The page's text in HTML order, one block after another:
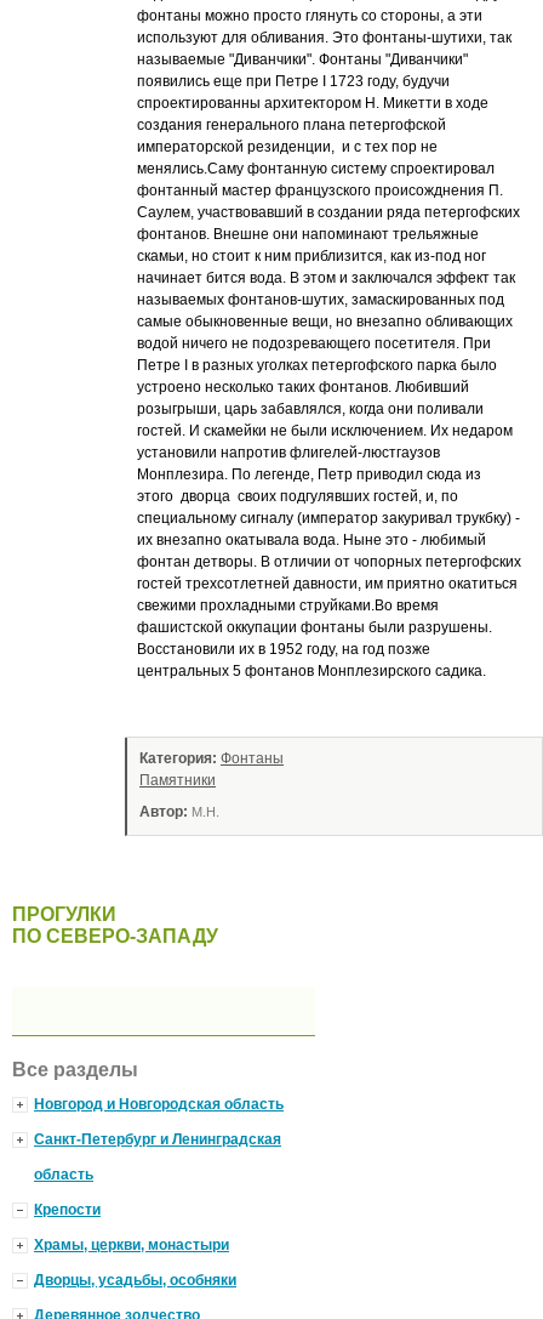
фонтаны можно просто глянуть со стороны, а эти
используют для обливания. Это фонтаны-шутихи, так
называемые "Диванчики". Фонтаны "Диванчики"
появились еще при Петре I 1723 году, будучи
спроектированны архитектором Н. Микетти в ходе
создания генерального плана петергофской
императорской резиденции, и с тех пор не
менялись.Саму фонтанную систему спроектировал
фонтанный мастер французского происожднения П.
Саулем, участвовавший в создании ряда петергофских
фонтанов. Внешне они напоминают трельяжные
скамьи, но стоит к ним приблизится, как из-под ног
начинает бится вода. В этом и заключался эффект так
называемых фонтанов-шутих, замаскированных под
самые обыкновенные вещи, но внезапно обливающих
водой ничего не подозревающего посетителя. При
Петре I в разных уголках петергофского парка было
устроено несколько таких фонтанов. Любивший
розыгрыши, царь забавлялся, когда они поливали
гостей. И скамейки не были исключением. Их недаром
установили напротив флигелей-люстгаузов
Монплезира. По легенде, Петр приводил сюда из
этого дворца своих подгулявших гостей, и, по
специальному сигналу (император закуривал трукбку) -
их внезапно окатывала вода. Ныне это - любимый
фонтан детворы. В отличии от чопорных петергофских
гостей трехсотлетней давности, им приятно окатиться
свежими прохладными струйками.Во время
фашистской оккупации фонтаны были разрушены.
Восстановили их в 1952 году, на год позже
центральных 5 фонтанов Монплезирского садика.
Категория:Фонтаны
Памятники
Автор: М.Н.
ПРОГУЛКИ
ПО СЕВЕРО-ЗАПАДУ
Все разделы
Новгород и Новгородская область
Санкт-Петербург и Ленинградская
область
Крепости
Храмы, церкви, монастыри
Дворцы, усадьбы, особняки
Деревянное зодчество